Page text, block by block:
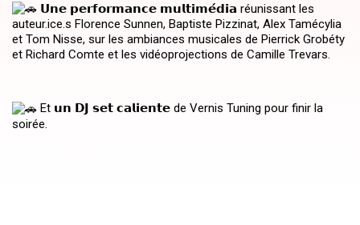
𝗨𝗻𝗲 𝗽𝗲𝗿𝗳𝗼𝗿𝗺𝗮𝗻𝗰𝗲 𝗺𝘂𝗹𝘁𝗶𝗺𝗲́𝗱𝗶𝗮 réunissant les
auteur.ice.s Florence Sunnen, Baptiste Pizzinat, Alex Tamécylia
et Tom Nisse, sur les ambiances musicales de Pierrick Grobéty
et Richard Comte et les vidéoprojections de Camille Trevars.
Et 𝘂𝗻 𝗗𝗝 𝘀𝗲𝘁 𝗰𝗮𝗹𝗶𝗲𝗻𝘁𝗲 de Vernis Tuning pour finir la
soirée.